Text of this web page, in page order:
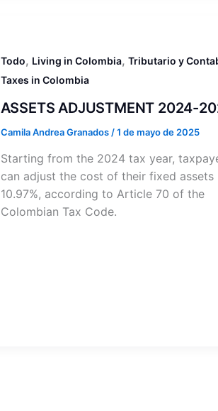
Todo, Living in Colombia, Tributario y
Taxes in Colombia
ASSETS ADJUSTMENT 2024-
Camila Andrea Granados/1 de mayo de 2025
Starting from the 2024 tax year,
can adjust the cost of their fixed assets
10.97%, according to Article 70 of the
Colombian Tax Code.